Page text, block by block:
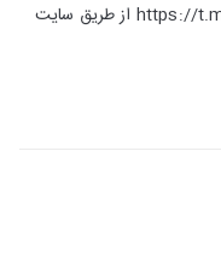
تلگرام (ارسال پیام‌های صوتی) https://t.me/twadmin از طریق سایت